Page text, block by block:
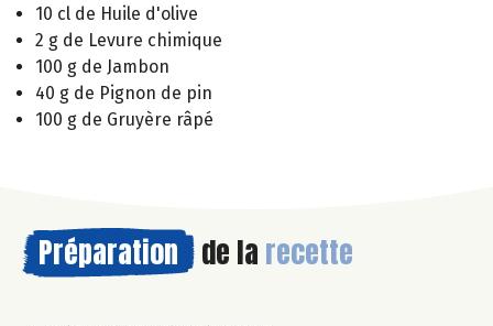
10 cl de Huile d'olive
2 g de Levure chimique
100 g de Jambon
40 g de Pignon de pin
100 g de Gruyère râpé
Préparation de la recette